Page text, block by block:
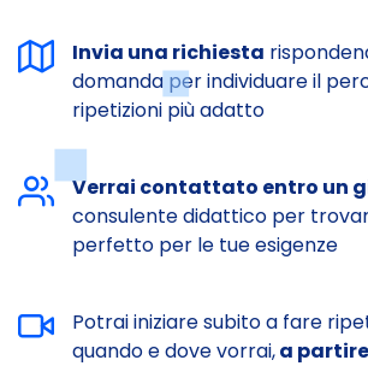
Invia una richiesta
domanda per individuare il
ripetizioni più adatto
Verrai contattato entro un
consulente didattico per
perfetto per le tue esigenze
Potrai iniziare subito a fare
quando e dove vorrai,a